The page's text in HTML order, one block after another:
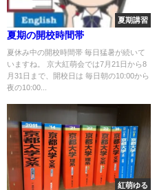
夏期講習
夏期の開校時間帯
夏休み中の開校時間帯 毎日猛暑が続いて
いますね。 京大紅萌会では7月21日から8
月31日まで、開校日は 毎日朝の10:00から
夜の10:00...
紅萌ゆる